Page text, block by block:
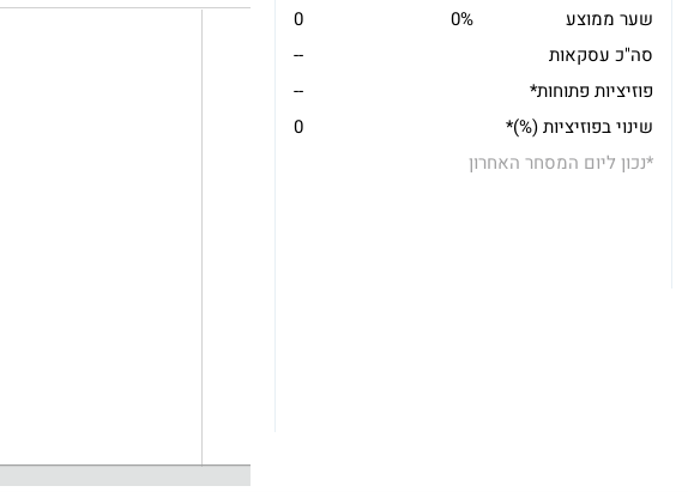
שער ממוצע
0%
0
סה"כ עסקאות
--
פוזיציות פתוחות*
--
שינוי בפוזיציות (%)*
0
*נכון ליום המסחר האחרון